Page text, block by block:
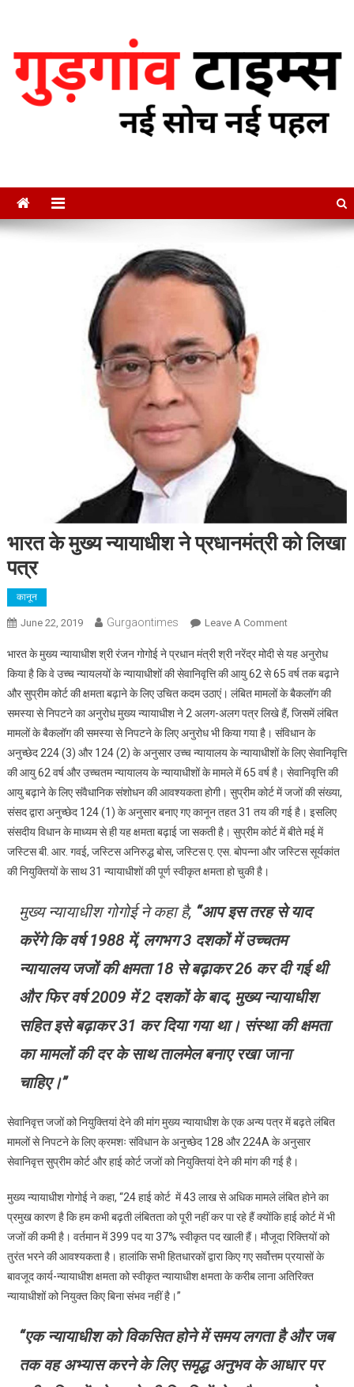
भारत के मुख्य न्यायाधीश ने प्रधानमंत्री को लिखा
पत्र
कानून
June 22, 2019 Gurgaontimes Leave A CommentOn
के
मुख्य
न्यायाधीश
ने
प्रधानमंत्री
को
लिखा
पत्र
भारत के मुख्य न्यायाधीश श्री रंजन गोगोई ने प्रधान मंत्री श्री नरेंद्र मोदी से यह अनुरोध
किया है कि वे उच्च न्यायलयों के न्यायाधीशों की सेवानिवृत्ति की आयु 62 से 65 वर्ष तक बढ़ाने
और सुप्रीम कोर्ट की क्षमता बढ़ाने के लिए उचित कदम उठाएं। लंबित मामलों के बैकलॉग की
समस्या से निपटने का अनुरोध मुख्य न्यायाधीश ने 2 अलग-अलग पत्र लिखे हैं, जिसमें लंबित
मामलों के बैकलॉग की समस्या से निपटने के लिए अनुरोध भी किया गया है। संविधान के
अनुच्छेद 224 (3) और 124 (2) के अनुसार उच्च न्यायालय के न्यायाधीशों के लिए सेवानिवृत्ति
की आयु 62 वर्ष और उच्चतम न्यायालय के न्यायाधीशों के मामले में 65 वर्ष है। सेवानिवृत्ति की
आयु बढ़ाने के लिए संवैधानिक संशोधन की आवश्यकता होगी। सुप्रीम कोर्ट में जजों की संख्या,
संसद द्वारा अनुच्छेद 124 (1) के अनुसार बनाए गए कानून तहत 31 तय की गई है। इसलिए
संसदीय विधान के माध्यम से ही यह क्षमता बढ़ाई जा सकती है। सुप्रीम कोर्ट में बीते मई में
जस्टिस बी. आर. गवई, जस्टिस अनिरुद्ध बोस, जस्टिस ए. एस. बोपन्ना और जस्टिस सूर्यकांत
की नियुक्तियों के साथ 31 न्यायाधीशों की पूर्ण स्वीकृत क्षमता हो चुकी है।
मुख्य न्यायाधीश गोगोई ने कहा है, “आप इस तरह से याद
करेंगे कि वर्ष 1988 में, लगभग 3 दशकों में उच्चतम
न्यायालय जजों की क्षमता 18 से बढ़ाकर 26 कर दी गई थी
और फिर वर्ष 2009 में 2 दशकों के बाद, मुख्य न्यायाधीश
सहित इसे बढ़ाकर 31 कर दिया गया था। संस्था की क्षमता
का मामलों की दर के साथ तालमेल बनाए रखा जाना
चाहिए।”
सेवानिवृत्त जजों को नियुक्तियां देने की मांग मुख्य न्यायाधीश के एक अन्य पत्र में बढ़ते लंबित
मामलों से निपटने के लिए क्रमशः संविधान के अनुच्छेद 128 और 224A के अनुसार
सेवानिवृत्त सुप्रीम कोर्ट और हाई कोर्ट जजों को नियुक्तियां देने की मांग की गई है।
मुख्य न्यायाधीश गोगोई ने कहा, “24 हाई कोर्ट में 43 लाख से अधिक मामले लंबित होने का
प्रमुख कारण है कि हम कभी बढ़ती लंबितता को पूरी नहीं कर पा रहे हैं क्योंकि हाई कोर्ट में भी
जजों की कमी है। वर्तमान में 399 पद या 37% स्वीकृत पद खाली हैं। मौजूदा रिक्तियों को
तुरंत भरने की आवश्यकता है। हालांकि सभी हितधारकों द्वारा किए गए सर्वोत्तम प्रयासों के
बावजूद कार्य-न्यायाधीश क्षमता को स्वीकृत न्यायाधीश क्षमता के करीब लाना अतिरिक्त
न्यायाधीशों को नियुक्त किए बिना संभव नहीं है।”
“एक न्यायाधीश को विकसित होने में समय लगता है और जब
तक वह अभ्यास करने के लिए समृद्ध अनुभव के आधार पर